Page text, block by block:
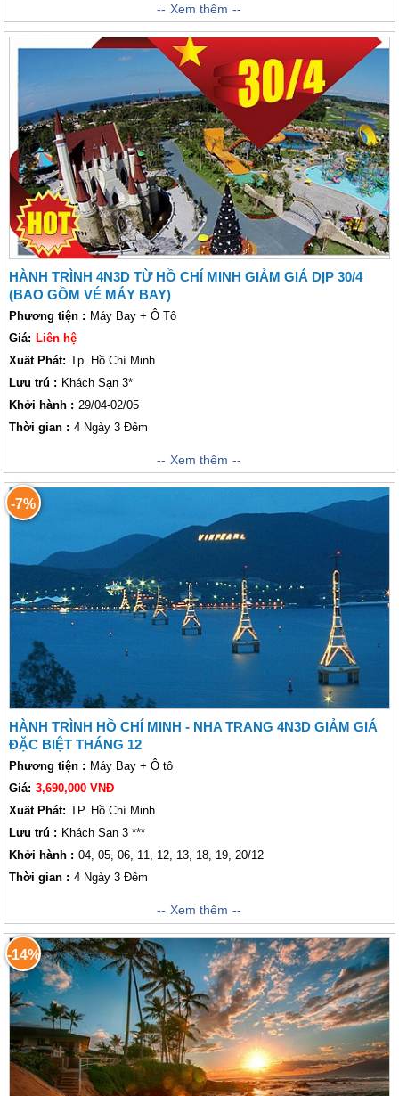
Từng là một trong những điểm thăm quan được yêu thích nhất tại Việt
Nam, thành phố Nha Trang là một thành phố biển xinh đẹp với nhịp sống
năng động và cảnh quan thiên nhiên hùng vĩ. Đến với Nha Trang, Lữ
bãi cát trắng mịn và làn nước trong xanh. Thậm chí, bạn còn có “công
viên giải trí hấp dẫn nhất” (do Hiệp hội Lữ Hành Việt Nam bình chọn) -
Vinpearl Land, nơi bạn có thể nghỉ tại khách sạn 5 sao, được phục vụ hải
sản tuyệt vời và hàng loạt hoạt động. Ngoài ra còn có một số điểm tham
quan lịch sử cho những ai muốn khám phá các giá trị văn hóa.
Xem thêm
HÀNH TRÌNH 4N3D TỪ HỒ CHÍ MINH GIẢM GIÁ DỊP 30/4
(BAO GỒM VÉ MÁY BAY)
Phương tiện : Máy Bay + Ô Tô
Giá: Liên hệ
Xuất Phát: Tp. Hồ Chí Minh
Lưu trú : Khách Sạn 3*
Khởi hành : 29/04-02/05
Thời gian : 4 Ngày 3 Đêm
Thư giãn dưới ánh nắng mặt trời là chuyện thường ngày ở phố biển Nha
Trang nhộn nhịp. Xét cho cùng, đây là nơi có nhiều ngày nắng mỗi năm
hơn bất kỳ nơi nào khác ở Việt Nam. Bãi biển chính của thị trấn là Trần
Phú, trải dài 7 km với bãi cát nguyên sơ và nước trong vắt, được bao
quanh bởi những hàng cọ xào xạc, các quán bar bên bãi biển đầy màu
sắc và nhà hàng hải sản. Đây là những điều tuyệt vời cho chuyến thăm
quan của bạn tới Nha Trang, cùng Vietsense đến và thư giãn tại thành
phố xinh đẹp Nha Trang này nhé.
Xem thêm
-7%
HÀNH TRÌNH HỒ CHÍ MINH - NHA TRANG 4N3D GIẢM GIÁ
ĐẶC BIỆT THÁNG 12
Phương tiện : Máy Bay + Ô tô
Giá: 3,690,000 VNĐ
Xuất Phát: TP. Hồ Chí Minh
Lưu trú : Khách Sạn 3 ***
Khởi hành : 04, 05, 06, 11, 12, 13, 18, 19, 20/12
Thời gian : 4 Ngày 3 Đêm
hành trình đẳng cấp, cộng với thời tiết ôn hòa thì Nha Trang chính là
thiên đường nghỉ dưỡng tuyệt nhất Việt Nam. Từng bừng tháng cuối
cùng của năm, VietSense Travel gửi tặng đến bạn chuyến khám phá đến
thành phố biển Nha Trang 4 ngày 3 đêm và những khuyến mãi đặc biệt
.Bạn đã sắn sàng đến với Nha Trang chưa? Nhanh tay đặt cho mình một
chương trình nghỉ dưỡng cực xịn xò mà lại hợp túi tiền tại Nha Trang
nhé.
Xem thêm
-14%